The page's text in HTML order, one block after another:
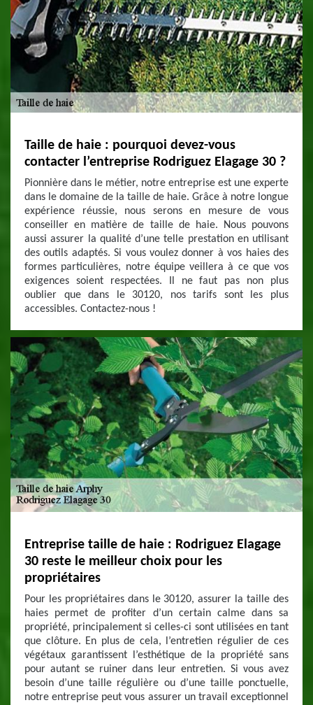
Taille de haie : pourquoi devez-vous
contacter l’entreprise Rodriguez Elagage 30 ?
Pionnière dans le métier, notre entreprise est une experte
dans le domaine de la taille de haie. Grâce à notre longue
expérience réussie, nous serons en mesure de vous
conseiller en matière de taille de haie. Nous pouvons
aussi assurer la qualité d’une telle prestation en utilisant
des outils adaptés. Si vous voulez donner à vos haies des
formes particulières, notre équipe veillera à ce que vos
exigences soient respectées. Il ne faut pas non plus
oublier que dans le 30120, nos tarifs sont les plus
accessibles. Contactez-nous !
Entreprise taille de haie : Rodriguez Elagage
30 reste le meilleur choix pour les
propriétaires
Pour les propriétaires dans le 30120, assurer la taille des
haies permet de profiter d’un certain calme dans sa
propriété, principalement si celles-ci sont utilisées en tant
que clôture. En plus de cela, l’entretien régulier de ces
végétaux garantissent l’esthétique de la propriété sans
pour autant se ruiner dans leur entretien. Si vous avez
besoin d’une taille régulière ou d’une taille ponctuelle,
notre entreprise peut vous assurer un travail exceptionnel